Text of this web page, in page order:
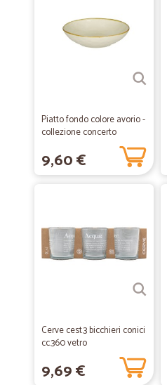
Piatto fondo colore avorio -
collezione concerto
9,60 €
Cerve cest.3 bicchieri conici
cc.360 vetro
9,69 €